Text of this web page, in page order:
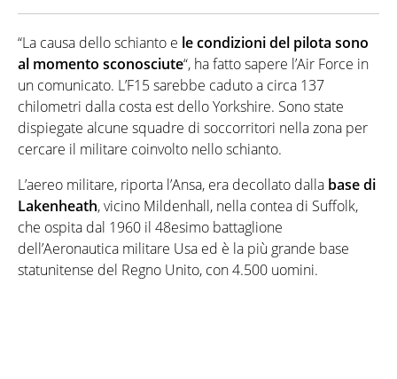
“La causa dello schianto e le condizioni del pilota sono
al momento sconosciute“, ha fatto sapere l’Air Force in
un comunicato. L’F15 sarebbe caduto a circa 137
chilometri dalla costa est dello Yorkshire. Sono state
dispiegate alcune squadre di soccorritori nella zona per
cercare il militare coinvolto nello schianto.
L’aereo militare, riporta l’Ansa, era decollato dalla base di
Lakenheath, vicino Mildenhall, nella contea di Suffolk,
che ospita dal 1960 il 48esimo battaglione
dell’Aeronautica militare Usa ed è la più grande base
statunitense del Regno Unito, con 4.500 uomini.